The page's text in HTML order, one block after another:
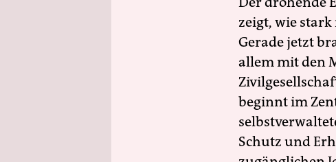
zeigt, wie
Gerade jetzt
allem mit den
beginnt im
Schutz und